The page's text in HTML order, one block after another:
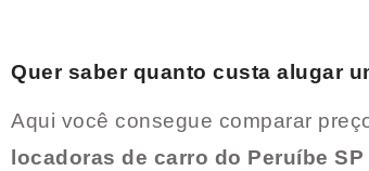
Quer saber quanto custa alugar
Aqui você consegue comparar
locadoras de carro do Peruíbe SP